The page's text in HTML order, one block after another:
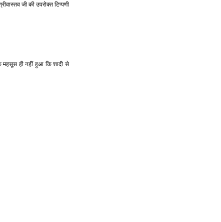
जी की उपरोक्त टिप्पणी
महसूस ही नहीं हुआ कि शादी से